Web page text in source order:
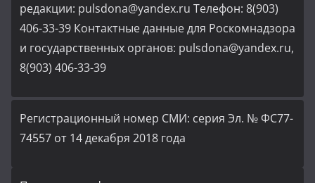
редакции: pulsdona@yandex.ru Телефон: 8(903)
406-33-39 Контактные данные для Роскомнадзора
и государственных органов: pulsdona@yandex.ru,
8(903) 406-33-39
Регистрационный номер СМИ: серия Эл. № ФС77-
74557 от 14 декабря 2018 года